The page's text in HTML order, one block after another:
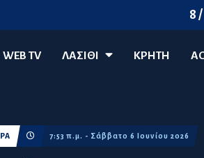
8
WEB TV ΛΑΣΊΘΙ ΚΡΗΤΗ
7:53 π.μ. - Σάββατο 6 Ιουνίου 2026